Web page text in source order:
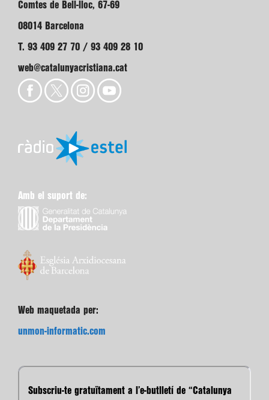
Comtes de Bell-lloc, 67-69
08014 Barcelona
T. 93 409 27 70 / 93 409 28 10
web@catalunyacristiana.cat
Amb el suport de:
Web maquetada per:
unmon-informatic.com
Subscriu-te gratuïtament a l’e-butlletí de “Catalunya